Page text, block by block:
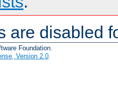
are disabled
Foundation.
Version 2.0